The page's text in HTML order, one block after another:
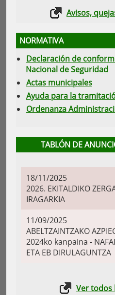
Avisos,
NORMATIVA
Declaración de
Nacional de Seguridad
Actas municipales
Ayuda para la
Ordenanza
TABLÓN DE
18/11/2025
2026. EKITALDIKO
IRAGARKIA
11/09/2025
ABELTZAINTZAKO
2024ko kanpaina -
ETA EB DIRULAGUNTZA
Ver todos